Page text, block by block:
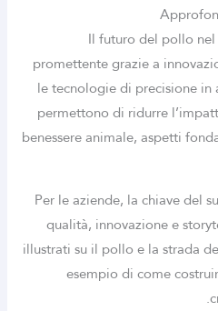
Il futuro del pollo
promettente grazie a
le tecnologie di precisione
permettono di ridurre
benessere animale, aspetti
Per le aziende, la chiave del
qualità, innovazione e
illustrati su il pollo e la strada
esempio di come